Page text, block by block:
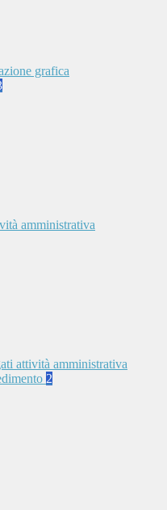
grafica
amministrativa
attività amministrativa
2